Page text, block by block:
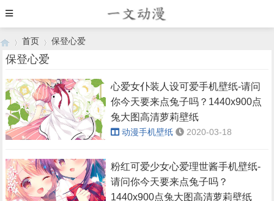
›
首页
›
保登心爱
保登心爱
心爱女仆装人设可爱手机壁纸-请问
你今天要来点兔子吗？1440x900点
兔大图高清萝莉壁纸
动漫手机壁纸 2020-03-18
粉红可爱少女心爱理世酱手机壁纸-
请问你今天要来点兔子吗？
1440x900点兔大图高清萝莉壁纸